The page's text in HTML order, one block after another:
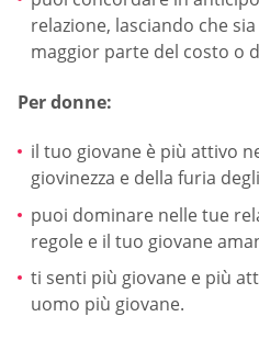
relazione, lasciando che
maggior parte del costo o
Per donne:
il tuo giovane è più attivo
giovinezza e della furia
puoi dominare nelle tue
regole e il tuo giovane
ti senti più giovane e più
uomo più giovane.